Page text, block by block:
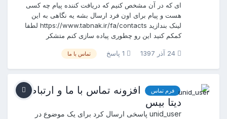
ای که در آن مشخص کنیم که دریافت کننده پیام چه کسی
هست و پیام برای اون فرد ارسال بشه یه نگاهی به این
لینک بندازید https://www.tabnak.ir/fa/contacts لطفا
کمکم کنید این رو چطوری پیاده سازی کنم متشکر
24 آذر 1397 تماس با ما
فرم تماس
افزونه تماس با ما و ارتباط با
دیتا بیس
unid_user پاسخی ارسال کرد برای یک موضوع در